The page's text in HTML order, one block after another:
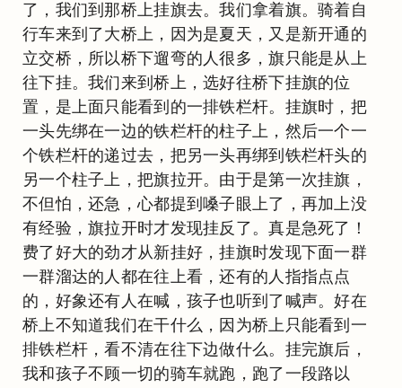
了，我们到那桥上挂旗去。我们拿着旗。骑着自
行车来到了大桥上，因为是夏天，又是新开通的
立交桥，所以桥下遛弯的人很多，旗只能是从上
往下挂。我们来到桥上，选好往桥下挂旗的位
置，是上面只能看到的一排铁栏杆。挂旗时，把
一头先绑在一边的铁栏杆的柱子上，然后一个一
个铁栏杆的递过去，把另一头再绑到铁栏杆头的
另一个柱子上，把旗拉开。由于是第一次挂旗，
不但怕，还急，心都提到嗓子眼上了，再加上没
有经验，旗拉开时才发现挂反了。真是急死了！
费了好大的劲才从新挂好，挂旗时发现下面一群
一群溜达的人都在往上看，还有的人指指点点
的，好象还有人在喊，孩子也听到了喊声。好在
桥上不知道我们在干什么，因为桥上只能看到一
排铁栏杆，看不清在往下边做什么。挂完旗后，
我和孩子不顾一切的骑车就跑，跑了一段路以